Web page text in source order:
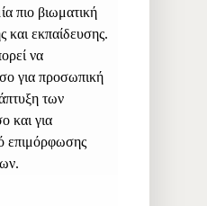
πιο βιωματική
εκπαίδευσης.
να
για προσωπική
των
και για
επιμόρφωσης